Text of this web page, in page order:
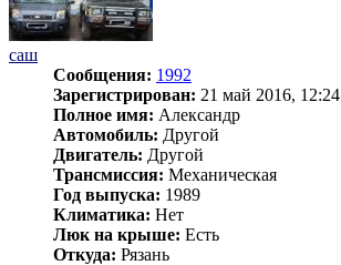
саш
Сообщения: 1992
Зарегистрирован: 21 май 2016, 12:24
Полное имя: Александр
Автомобиль: Другой
Двигатель: Другой
Трансмиссия: Механическая
Год выпуска: 1989
Климатика: Нет
Люк на крыше: Есть
Откуда: Рязань